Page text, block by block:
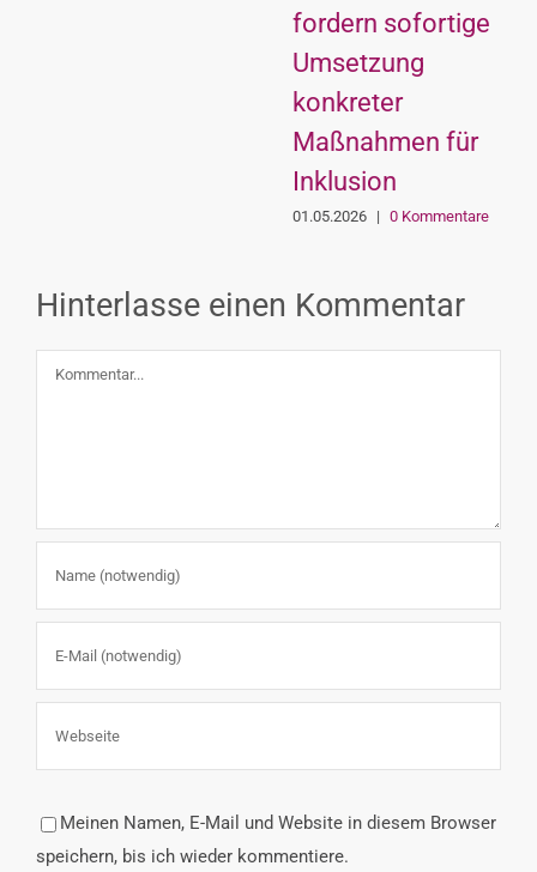
fordern sofortige
Umsetzung
konkreter
Maßnahmen für
Inklusion
01.05.2026 | 0 Kommentare
Hinterlasse einen Kommentar
Kommentar
Meinen Namen, E-Mail und Website in diesem Browser
speichern, bis ich wieder kommentiere.